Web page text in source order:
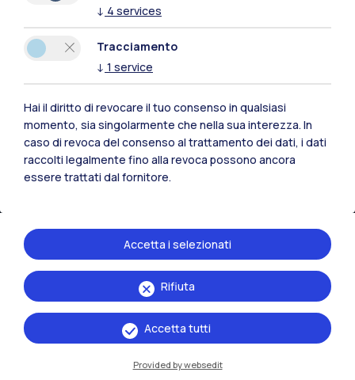
Tutti i siti dell’ecosistema
Residenze
IT EN
Sedi
Milano Leonardo
↓ 4 services
Tracciamento
↓ 1 service
Hai il diritto di revocare il tuo consenso in qualsiasi
momento, sia singolarmente che nella sua interezza. In
caso di revoca del consenso al trattamento dei dati, i dati
raccolti legalmente fino alla revoca possono ancora
essere trattati dal fornitore.
Rifiuta
Accetta i selezionati
Accetta tutti
Provided by websedit